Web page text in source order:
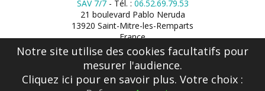
SAV 7/7- Tél. : 06.52.69.79.53
21 boulevard Pablo Neruda
13920 Saint-Mitre-les-Remparts
France
Notre site utilise des cookies facultatifs pour
mesurer l'audience.
Cliquez ici pour en savoir plus. Votre choix :